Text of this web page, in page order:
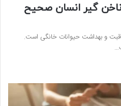
ناخن گیر انسان صحیح
و بهداشت حیوانات خانگی است.